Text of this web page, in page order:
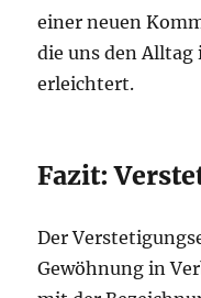
einer neuen
die uns den
erleichtert.
Fazit:
Der
Gewöhnung in